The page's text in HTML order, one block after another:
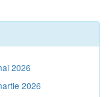
2026
2026